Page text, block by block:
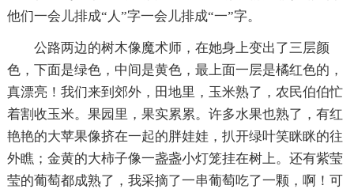
他们一会儿排成“人”字一会儿排成“一”字。
公路两边的树木像魔术师，在她身上变出了三层颜
色，下面是绿色，中间是黄色，最上面一层是橘红色的，
真漂亮！我们来到郊外，田地里，玉米熟了，农民伯伯忙
着割收玉米。果园里，果实累累。许多水果也熟了，有红
艳艳的大苹果像挤在一起的胖娃娃，扒开绿叶笑眯眯的往
外瞧；金黄的大柿子像一盏盏小灯笼挂在树上。还有紫莹
莹的葡萄都成熟了，我采摘了一串葡萄吃了一颗，啊！可